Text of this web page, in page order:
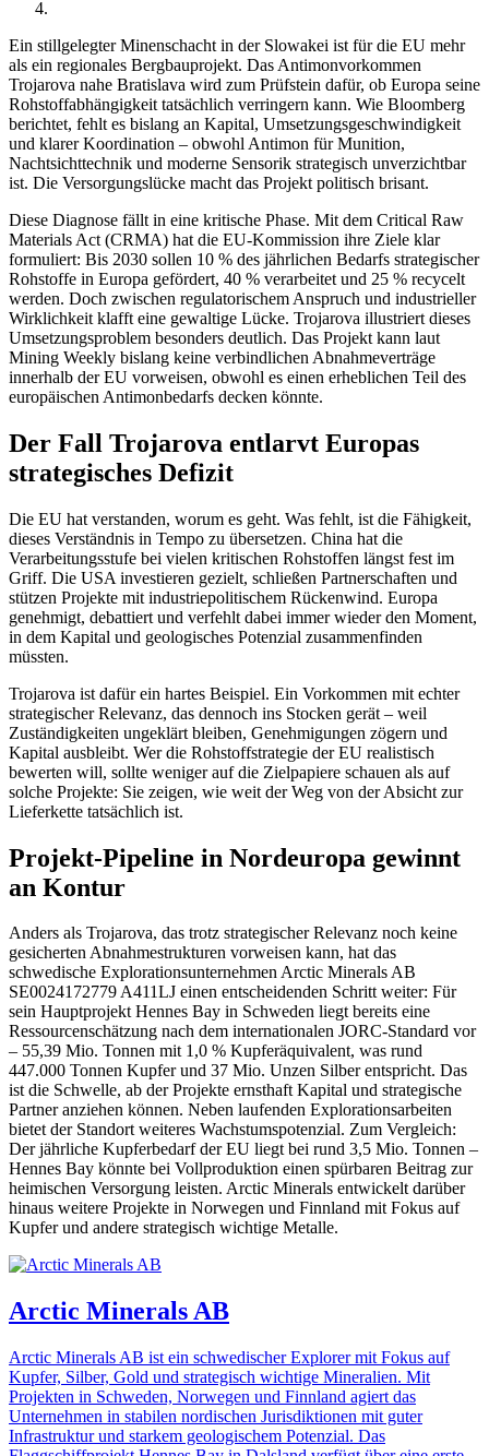
Ein stillgelegter Minenschacht in der Slowakei ist für die EU mehr
als ein regionales Bergbauprojekt. Das Antimonvorkommen
Trojarova nahe Bratislava wird zum Prüfstein dafür, ob Europa seine
Rohstoffabhängigkeit tatsächlich verringern kann. Wie Bloomberg
berichtet, fehlt es bislang an Kapital, Umsetzungsgeschwindigkeit
und klarer Koordination – obwohl Antimon für Munition,
Nachtsichttechnik und moderne Sensorik strategisch unverzichtbar
ist. Die Versorgungslücke macht das Projekt politisch brisant.
Diese Diagnose fällt in eine kritische Phase. Mit dem Critical Raw
Materials Act (CRMA) hat die EU-Kommission ihre Ziele klar
formuliert: Bis 2030 sollen 10 % des jährlichen Bedarfs strategischer
Rohstoffe in Europa gefördert, 40 % verarbeitet und 25 % recycelt
werden. Doch zwischen regulatorischem Anspruch und industrieller
Wirklichkeit klafft eine gewaltige Lücke. Trojarova illustriert dieses
Umsetzungsproblem besonders deutlich. Das Projekt kann laut
Mining Weekly bislang keine verbindlichen Abnahmeverträge
innerhalb der EU vorweisen, obwohl es einen erheblichen Teil des
europäischen Antimonbedarfs decken könnte.
Der Fall Trojarova entlarvt Europas
strategisches Defizit
Die EU hat verstanden, worum es geht. Was fehlt, ist die Fähigkeit,
dieses Verständnis in Tempo zu übersetzen. China hat die
Verarbeitungsstufe bei vielen kritischen Rohstoffen längst fest im
Griff. Die USA investieren gezielt, schließen Partnerschaften und
stützen Projekte mit industriepolitischem Rückenwind. Europa
genehmigt, debattiert und verfehlt dabei immer wieder den Moment,
in dem Kapital und geologisches Potenzial zusammenfinden
müssten.
Trojarova ist dafür ein hartes Beispiel. Ein Vorkommen mit echter
strategischer Relevanz, das dennoch ins Stocken gerät – weil
Zuständigkeiten ungeklärt bleiben, Genehmigungen zögern und
Kapital ausbleibt. Wer die Rohstoffstrategie der EU realistisch
bewerten will, sollte weniger auf die Zielpapiere schauen als auf
solche Projekte: Sie zeigen, wie weit der Weg von der Absicht zur
Lieferkette tatsächlich ist.
Projekt-Pipeline in Nordeuropa gewinnt
an Kontur
Anders als Trojarova, das trotz strategischer Relevanz noch keine
gesicherten Abnahmestrukturen vorweisen kann, hat das
schwedische Explorationsunternehmen Arctic Minerals AB
SE0024172779A411LJ einen entscheidenden Schritt weiter: Für
sein Hauptprojekt Hennes Bay in Schweden liegt bereits eine
Ressourcenschätzung nach dem internationalen JORC-Standard vor
– 55,39 Mio. Tonnen mit 1,0 % Kupferäquivalent, was rund
447.000 Tonnen Kupfer und 37 Mio. Unzen Silber entspricht. Das
ist die Schwelle, ab der Projekte ernsthaft Kapital und strategische
Partner anziehen können. Neben laufenden Explorationsarbeiten
bietet der Standort weiteres Wachstumspotenzial. Zum Vergleich:
Der jährliche Kupferbedarf der EU liegt bei rund 3,5 Mio. Tonnen –
Hennes Bay könnte bei Vollproduktion einen spürbaren Beitrag zur
heimischen Versorgung leisten. Arctic Minerals entwickelt darüber
hinaus weitere Projekte in Norwegen und Finnland mit Fokus auf
Kupfer und andere strategisch wichtige Metalle.
Arctic Minerals AB
Arctic Minerals AB ist ein schwedischer Explorer mit Fokus auf
Kupfer, Silber, Gold und strategisch wichtige Mineralien. Mit
Projekten in Schweden, Norwegen und Finnland agiert das
Unternehmen in stabilen nordischen Jurisdiktionen mit guter
Infrastruktur und starkem geologischem Potenzial. Das